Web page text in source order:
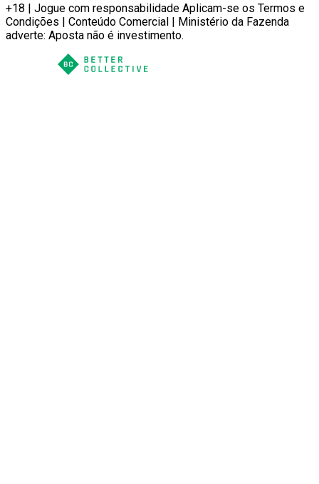
+18 | Jogue com responsabilidade Aplicam-se os Termos e
Condições | Conteúdo Comercial | Ministério da Fazenda
adverte: Aposta não é investimento.